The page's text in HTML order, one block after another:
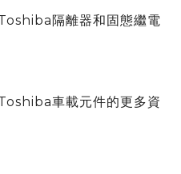
隔離器和固態繼電
車載元件的更多資